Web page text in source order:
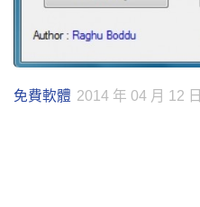
免費軟體 2014 年 04 月 12 日